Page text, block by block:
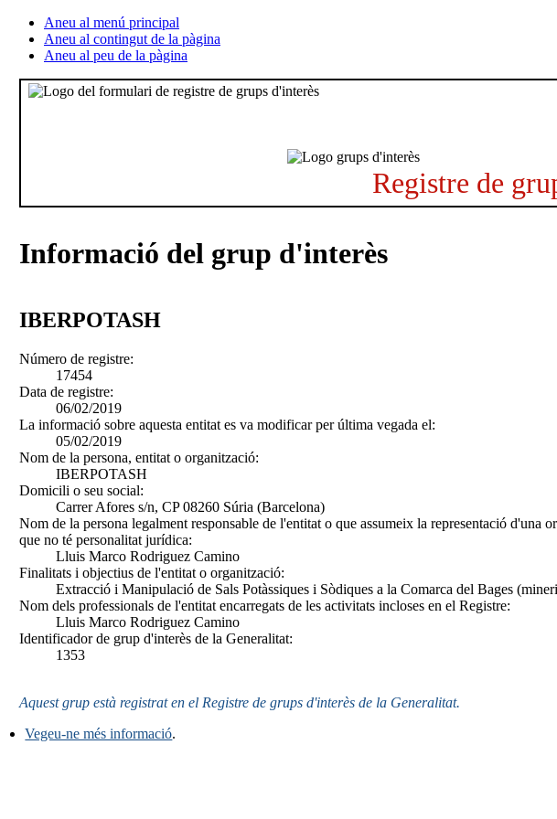
Aneu al menú principal
Aneu al contingut de la pàgina
Aneu al peu de la pàgina
Registre de
Informació del grup d'interès
IBERPOTASH
Número de registre:
17454
Data de registre:
06/02/2019
La informació sobre aquesta entitat es va modificar per última vegada el:
05/02/2019
Nom de la persona, entitat o organització:
IBERPOTASH
Domicili o seu social:
Carrer Afores s/n, CP 08260 Súria (Barcelona)
Nom de la persona legalment responsable de l'entitat o que assumeix la representació d'una
que no té personalitat jurídica:
Lluis Marco Rodriguez Camino
Finalitats i objectius de l'entitat o organització:
Extracció i Manipulació de Sals Potàssiques i Sòdiques a la Comarca del Bages
Nom dels professionals de l'entitat encarregats de les activitats incloses en el Registre:
Lluis Marco Rodriguez Camino
Identificador de grup d'interès de la Generalitat:
1353
Aquest grup està registrat en el Registre de grups d'interès de la Generalitat.
Vegeu-ne més informació.